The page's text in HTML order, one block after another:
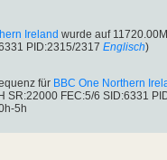
Ireland wurde auf
PID:2315/2317 Englisch)
für BBC One Northern
SR:22000 FEC:5/6 SID:6331
5h